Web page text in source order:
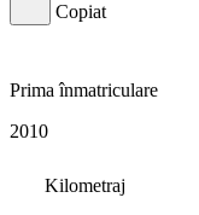
Copiat
Prima înmatriculare
2010
Kilometraj